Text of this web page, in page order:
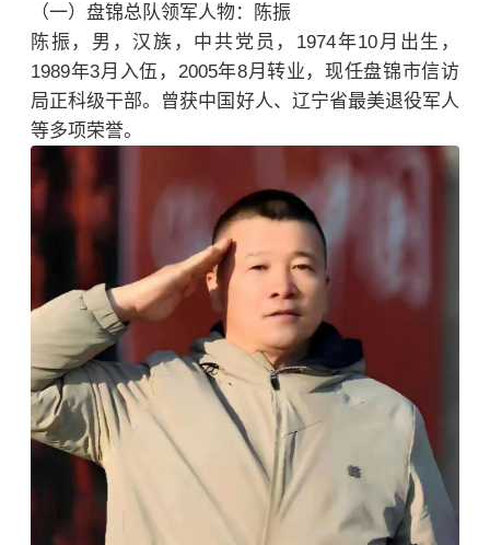
（一）盘锦总队领军人物：陈振
陈振，男，汉族，中共党员，1974年10月出生，
1989年3月入伍，2005年8月转业，现任盘锦市信访
局正科级干部。曾获中国好人、辽宁省最美退役军人
等多项荣誉。